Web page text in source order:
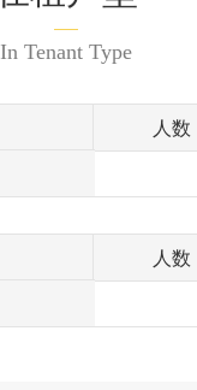
In Tenant Type
人数
人数